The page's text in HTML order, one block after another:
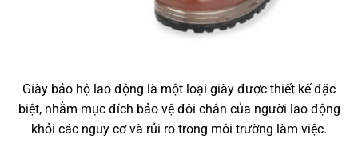
Giày bảo hộ lao động là một loại giày được thiết kế đặc
biệt, nhằm mục đích bảo vệ đôi chân của người lao động
khỏi các nguy cơ và rủi ro trong môi trường làm việc.